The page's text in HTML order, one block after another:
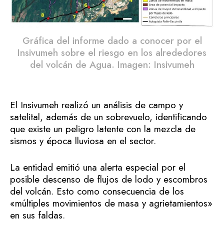
Gráfica del informe dado a conocer por el
Insivumeh sobre el riesgo en los alrededores
del volcán de Agua. Imagen: Insivumeh
El Insivumeh realizó un análisis de campo y
satelital, además de un sobrevuelo, identificando
que existe un peligro latente con la mezcla de
sismos y época lluviosa en el sector.
La entidad emitió una alerta especial por el
posible descenso de flujos de lodo y escombros
del volcán. Esto como consecuencia de los
«múltiples movimientos de masa y agrietamientos»
en sus faldas.